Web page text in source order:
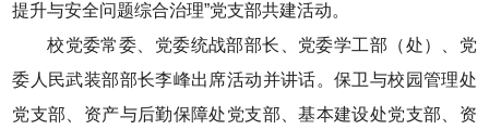
提升与安全问题综合治理”党支部共建活动。
校党委常委、党委统战部部长、党委学工部（处）、党
委人民武装部部长李峰出席活动并讲话。保卫与校园管理处
党支部、资产与后勤保障处党支部、基本建设处党支部、资